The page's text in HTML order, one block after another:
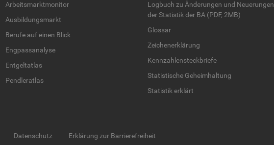
Ar­beits­markt­mo­ni­tor
Aus­bil­dungs­markt
Be­ru­fe auf einen Blick
Eng­pass­ana­ly­se
Ent­gel­t­at­las
Pend­ler­at­las
Log­buch zu Än­de­run­gen und Neue­run­gen
der Sta­tis­tik der BA (PDF, 2MB)
Glos­sar
Zei­chen­er­klä­rung
Kenn­zah­len­steck­brie­fe
Sta­tis­ti­sche Ge­heim­hal­tung
Sta­tis­tik er­klärt
Datenschutz Erklärung zur Barrierefreiheit